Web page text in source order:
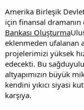
Amerika Birleşik
için finansal
Bankası Oluşturma
eklenmeden ufalanan
projelerimizi yüksek
edecekti. Bu
altyapımızın büyük
kendini yıkıcı siyasi
karşıya.